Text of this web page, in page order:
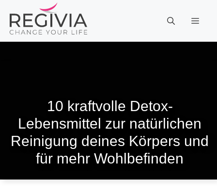
Inhalt
springen
10 kraftvolle Detox-
Lebensmittel zur natürlichen
Reinigung deines Körpers und
für mehr Wohlbefinden